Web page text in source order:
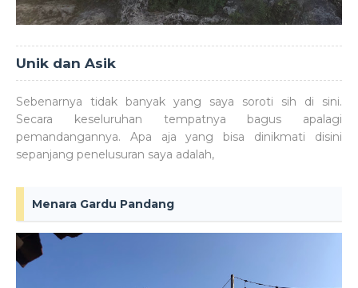
Unik dan Asik
Sebenarnya tidak banyak yang saya soroti sih di sini.
Secara keseluruhan tempatnya bagus apalagi
pemandangannya. Apa aja yang bisa dinikmati disini
sepanjang penelusuran saya adalah,
Menara Gardu Pandang